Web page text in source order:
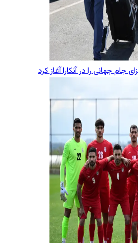
جام جهانی را در آنکارا آغاز کرد